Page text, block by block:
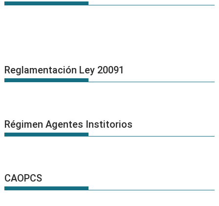
Reglamentación Ley 20091
Régimen Agentes Institorios
CAOPCS